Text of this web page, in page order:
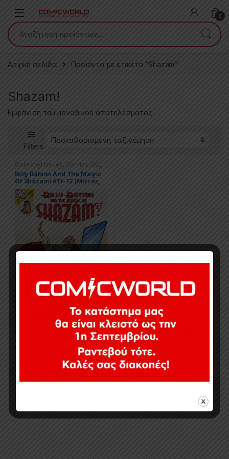
0
Αναζήτηση για:
Αρχική σελίδα Προϊόντα με ετικέτα “Shazam!”
Shazam!
Εμφάνιση του μοναδικού αποτελέσματος
Filters
Collected Issues, Comics, DC,
Limited Series, Shazam!
Billy Batson And The Magic
Of Shazam! #11-12 (Mirror,
Mirror)